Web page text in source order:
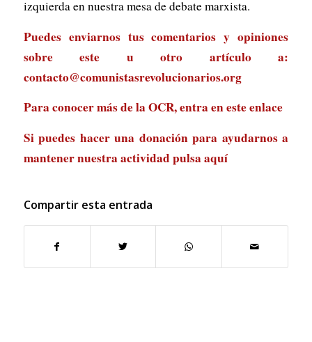
izquierda en nuestra mesa de debate marxista.
Puedes enviarnos tus comentarios y opiniones
sobre este u otro artículo a:
contacto@comunistasrevolucionarios.org
Para conocer más de la OCR, entra eneste enlace
Si puedes hacer una donación para ayudarnos a
mantener nuestra actividad pulsa aquí
Compartir esta entrada